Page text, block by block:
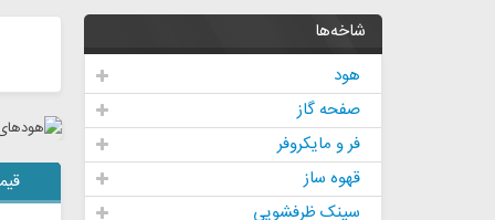
شاخه‌ها
هود
صفحه گاز
فر و مایکروفر
قهوه ساز
سینک ظرفشویی